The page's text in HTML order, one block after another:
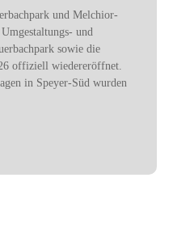
und Melchior-
und
sowie die
offiziell wiedereröffnet.
in Speyer-Süd wurden